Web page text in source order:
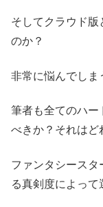
そしてクラウド版
のか？
非常に悩んでしま
筆者も全てのハー
べきか？それはど
ファンタシースタ
る真剣度によって